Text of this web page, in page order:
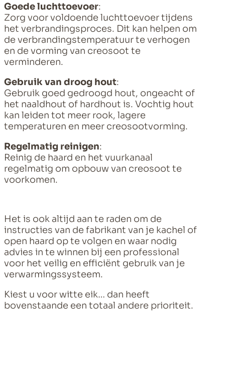
Goede luchttoevoer:
Zorg voor voldoende luchttoevoer tijdens
het verbrandingsproces. Dit kan helpen om
de verbrandingstemperatuur te verhogen
en de vorming van creosoot te
verminderen.
Gebruik van droog hout:
Gebruik goed gedroogd hout, ongeacht of
het naaldhout of hardhout is. Vochtig hout
kan leiden tot meer rook, lagere
temperaturen en meer creosootvorming.
Regelmatig reinigen:
Reinig de haard en het vuurkanaal
regelmatig om opbouw van creosoot te
voorkomen.
Het is ook altijd aan te raden om de
instructies van de fabrikant van je kachel of
open haard op te volgen en waar nodig
advies in te winnen bij een professional
voor het veilig en efficiënt gebruik van je
verwarmingssysteem.
Kiest u voor witte eik… dan heeft
bovenstaande een totaal andere prioriteit.